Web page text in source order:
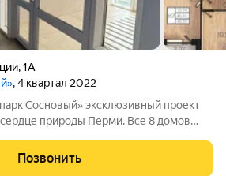
,1А
, 4 квартал 2022
эксклюзивный проект
природы Перми. Все 8 домов
и первозданная красота природы.
в
Позвонить